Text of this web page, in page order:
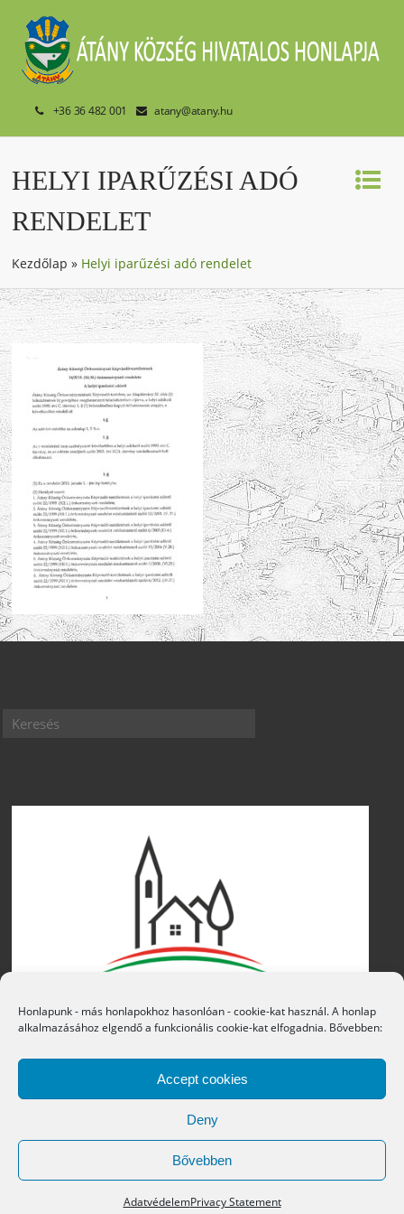
Honlapunk - más honlapokhoz hasonlóan - cookie-kat használ. A honlap
alkalmazásához elgendő a funkcionális cookie-kat elfogadnia. Bővebben:
Accept cookies
Deny
Bővebben
AdatvédelemPrivacy Statement
+36 36 482 001 atany@atany.hu
HELYI IPARŰZÉSI ADÓ
RENDELET
Kezdőlap » Helyi iparűzési adó rendelet